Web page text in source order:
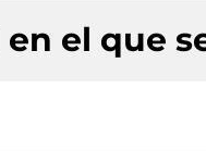
el que